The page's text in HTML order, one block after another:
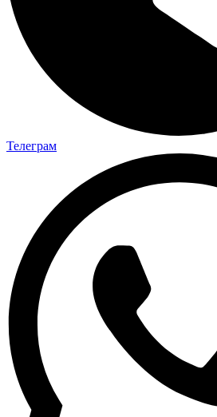
Телеграм